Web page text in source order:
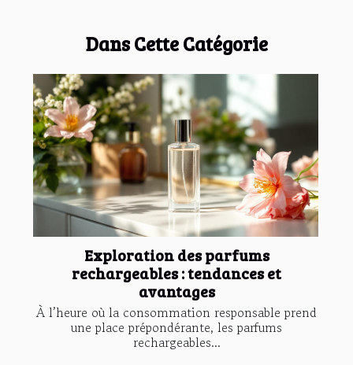
Dans Cette Catégorie
Exploration des parfums
rechargeables : tendances et
avantages
À l’heure où la consommation responsable prend
une place prépondérante, les parfums
rechargeables...